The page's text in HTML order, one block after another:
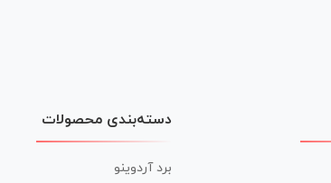
دسته‌بندی محصولات
برد آردوینو